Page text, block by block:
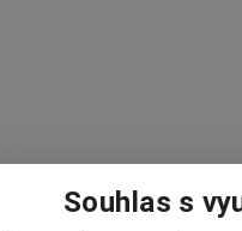
Souhlas s